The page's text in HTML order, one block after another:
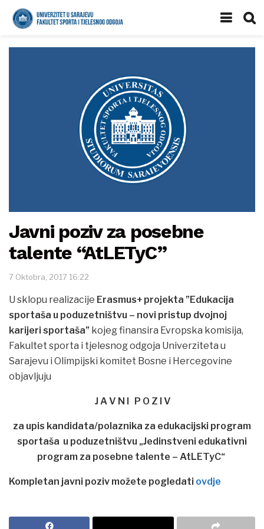
Javni poziv za posebne
talente “AtLETyC”
7 Oktobra, 2017 16:22
U sklopu realizacije Erasmus+ projekta ”Edukacija
sportaša u poduzetništvu – novi pristup dvojnoj
karijeri sportaša” kojeg finansira Evropska komisija,
Fakultet sporta i tjelesnog odgoja Univerziteta u
Sarajevu i Olimpijski komitet Bosne i Hercegovine
objavljuju
J A V N I P O Z I V
za upis kandidata/polaznika za edukacijski program
sportaša u poduzetništvu „Jedinstveni edukativni
program za posebne talente – AtLETyC“
Kompletan javni poziv možete pogledati ovdje